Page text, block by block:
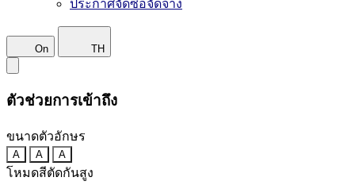
ประกาศจัดซื้อจัดจ้าง
On TH
ตัวช่วยการเข้าถึง
ขนาดตัวอักษร
A A A
โหมดสีตัดกันสูง